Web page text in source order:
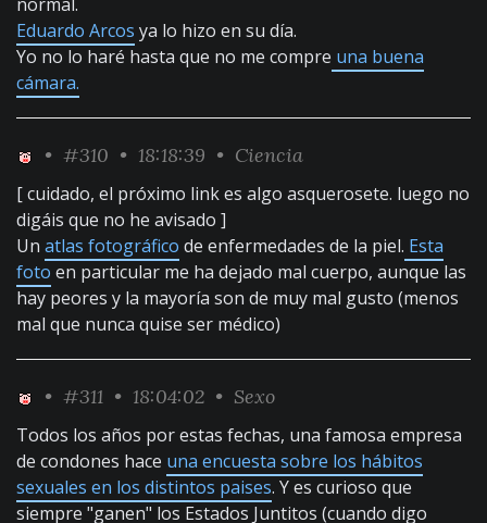
Eduardo Arcos ya lo hizo en su día.
Yo no lo haré hasta que no me compre una buena
cámara.
• #310 • 18:18:39 • Ciencia
[ cuidado, el próximo link es algo asquerosete. luego no
digáis que no he avisado ]
Un atlas fotográfico de enfermedades de la piel. Esta
foto en particular me ha dejado mal cuerpo, aunque las
hay peores y la mayoría son de muy mal gusto (menos
mal que nunca quise ser médico)
• #311 • 18:04:02 • Sexo
Todos los años por estas fechas, una famosa empresa
de condones hace una encuesta sobre los hábitos
sexuales en los distintos paises. Y es curioso que
siempre "ganen" los Estados Juntitos (cuando digo